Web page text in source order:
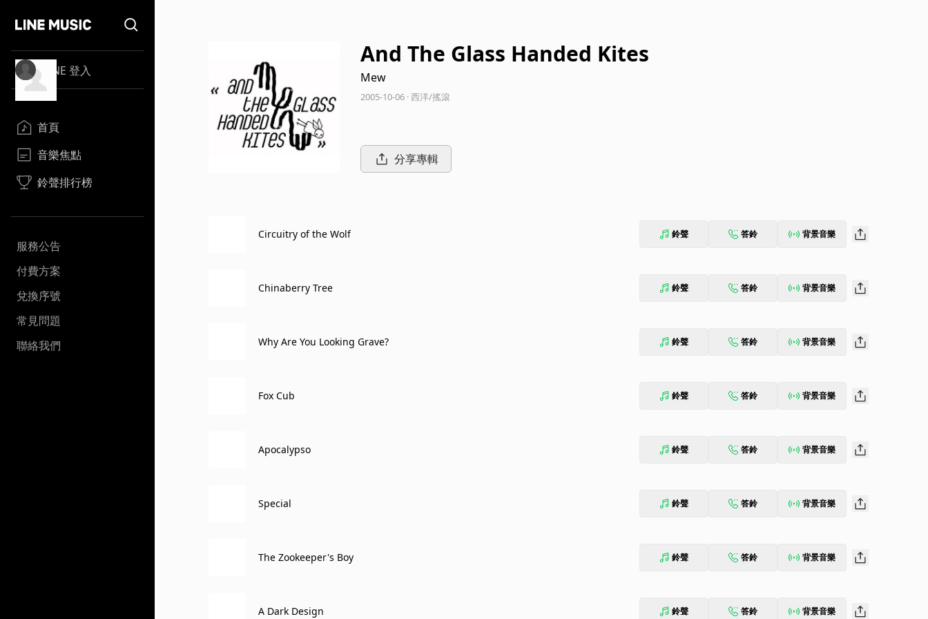
LINE 登入
首頁
音樂焦點
鈴聲排行榜
服務公告
付費方案
兌換序號
常見問題
聯絡我們
And The Glass Handed Kites
Mew
2005-10-06 · 西洋/搖滾
分享專輯
Circuitry of the Wolf 鈴聲 答鈴 背景音樂
Chinaberry Tree 鈴聲 答鈴 背景音樂
Why Are You Looking Grave? 鈴聲 答鈴 背景音樂
Fox Cub 鈴聲 答鈴 背景音樂
Apocalypso 鈴聲 答鈴 背景音樂
Special 鈴聲 答鈴 背景音樂
The Zookeeper's Boy 鈴聲 答鈴 背景音樂
A Dark Design 鈴聲 答鈴 背景音樂